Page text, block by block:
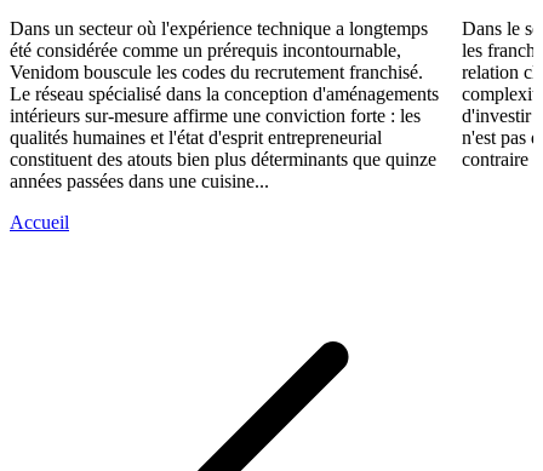
Dans un secteur où l'expérience technique a longtemps
été considérée comme un prérequis incontournable,
Venidom bouscule les codes du recrutement franchisé.
Le réseau spécialisé dans la conception d'aménagements
intérieurs sur-mesure affirme une conviction forte : les
qualités humaines et l'état d'esprit entrepreneurial
constituent des atouts bien plus déterminants que quinze
années passées dans une cuisine...
Dans le
les
relation
d'investir
n'est pas
contraire
Accueil